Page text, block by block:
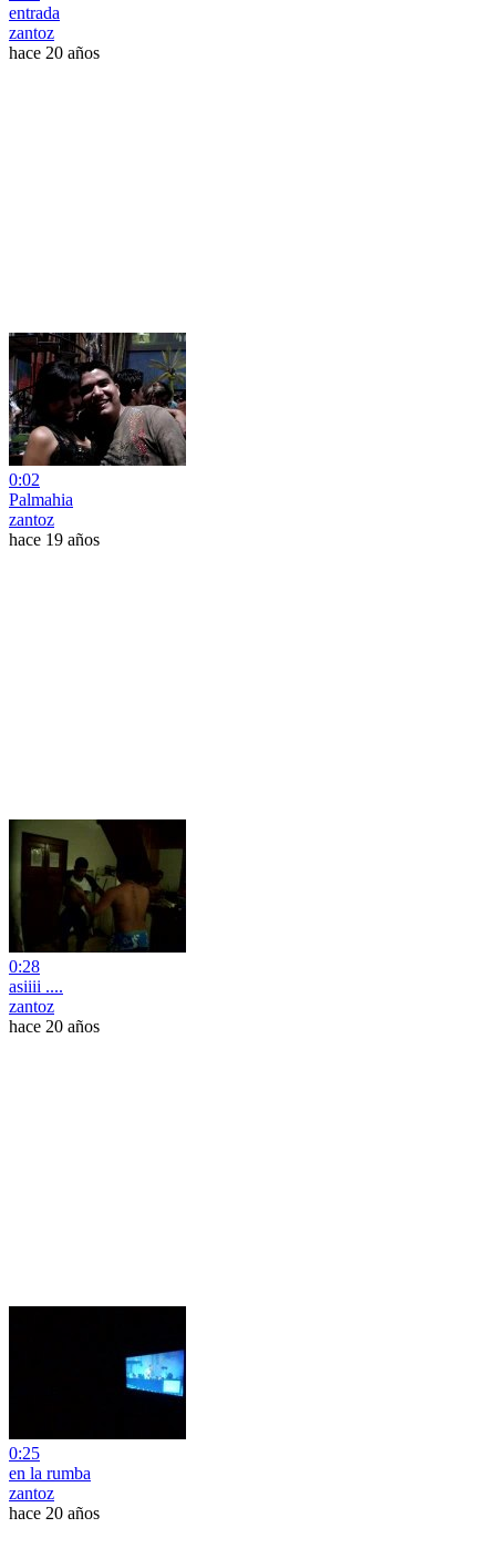
entrada
zantoz
hace 20 años
0:02
Palmahia
zantoz
hace 19 años
0:28
asiiii ....
zantoz
hace 20 años
0:25
en la rumba
zantoz
hace 20 años